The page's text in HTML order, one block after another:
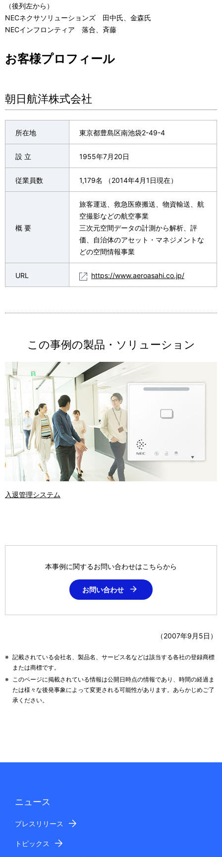
（後列左から）
NECネクサソリューションズ 田中氏、金森氏
NECインフロンティア 落合、斉藤
お客様プロフィール
朝日航洋株式会社
所在地 東京都豊島区南池袋2-49-4
設 立 1955年7月20日
従業員数 1,179名 （2014年4月1日現在）
概 要
旅客運送、救急医療搬送、物資輸送、航
空撮影などの航空事業
三次元空間データの計測から解析、評
価、自治体のアセット・マネジメントな
どの空間情報事業
URL https://www.aeroasahi.co.jp/
この事例の製品・ソリューション
入退管理システム
本事例に関するお問い合わせはこちらから
お問い合わせ
（2007年9月5日）
※ 記載されている会社名、製品名、サービス名などは該当する各社の登録商標
または商標です。
※
このページに掲載されている情報は公開日時点の情報であり、時間の経過ま
たは様々な後発事象によって変更される可能性があります。あらかじめご了
承ください。
ニュース
プレスリリース
トピックス